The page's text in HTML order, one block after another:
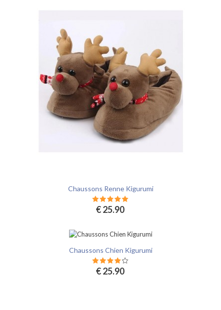
Chaussons Renne Kigurumi
€ 25.90
Chaussons Chien Kigurumi
€ 25.90